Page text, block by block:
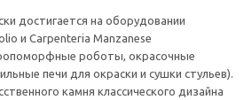
достигается на оборудовании
и Carpenteria Manzanese
роботы, окрасочные
печи для окраски и сушки стульев).
камня классического дизайна